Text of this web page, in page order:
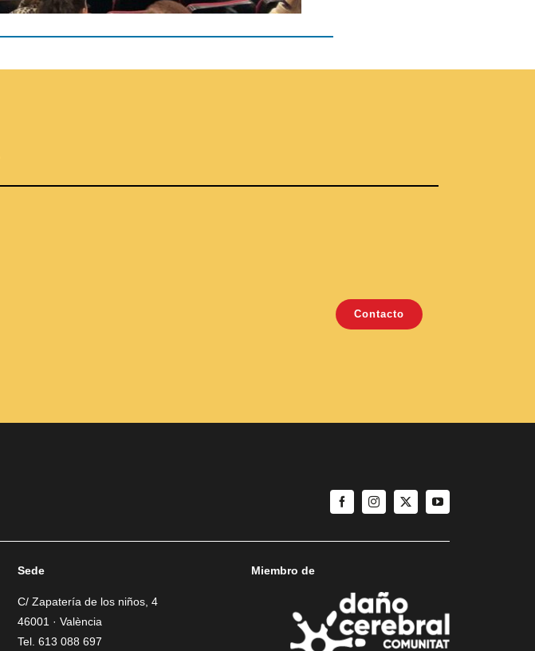
Contacto
Sede
C/ Zapatería de los niños, 4
46001 · València
Tel. 613 088 697
Miembro de